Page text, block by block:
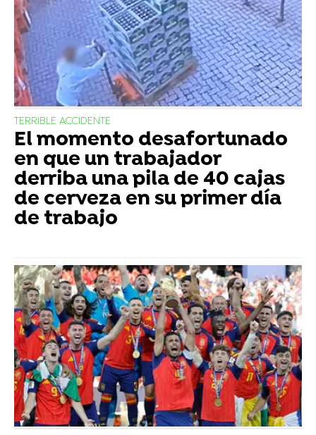
TERRIBLE ACCIDENTE
El momento desafortunado
en que un trabajador
derriba una pila de 40 cajas
de cerveza en su primer día
de trabajo